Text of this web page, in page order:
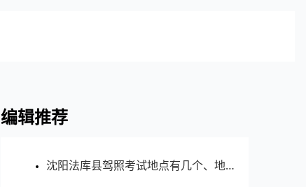
编辑推荐
沈阳法库县驾照考试地点有几个、地址、电话、工作时间